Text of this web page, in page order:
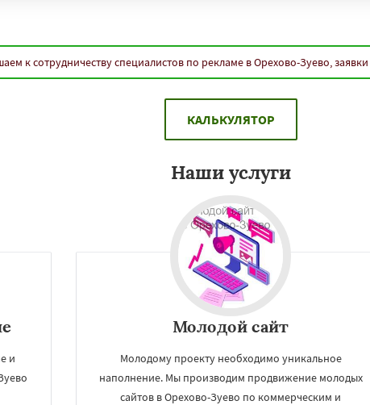
к сотрудничеству специалистов по рекламе в Орехово-Зуево,
КАЛЬКУЛЯТОР
Наши услуги
и
Молодой сайт
Молодому проекту необходимо уникальное
наполнение. Мы производим продвижение молодых
сайтов в Орехово-Зуево по коммерческим и